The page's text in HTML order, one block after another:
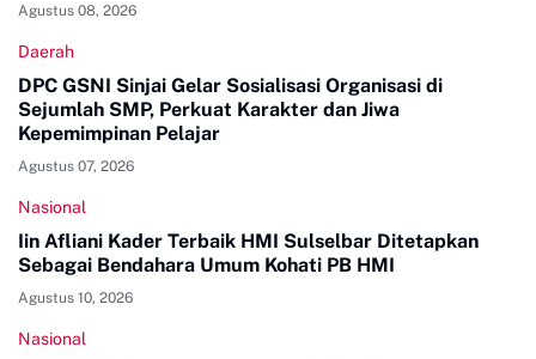
Agustus 08, 2026
Daerah
DPC GSNI Sinjai Gelar Sosialisasi Organisasi di
Sejumlah SMP, Perkuat Karakter dan Jiwa
Kepemimpinan Pelajar
Agustus 07, 2026
Nasional
Iin Afliani Kader Terbaik HMI Sulselbar Ditetapkan
Sebagai Bendahara Umum Kohati PB HMI
Agustus 10, 2026
Nasional